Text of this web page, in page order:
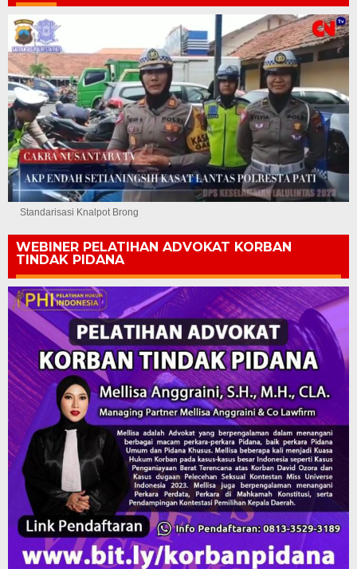
Standarisasi Knalpot Brong
WEBINER PELATIHAN ADVOKAT KORBAN
TINDAK PIDANA